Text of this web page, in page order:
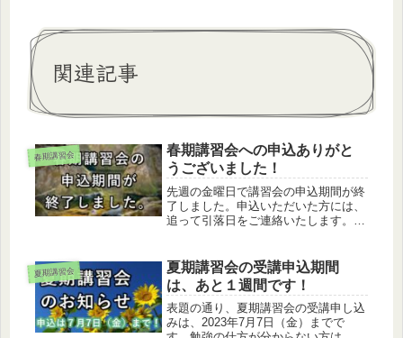
関連記事
春期講習会
春期講習会への申込ありがと
うございました！
先週の金曜日で講習会の申込期間が終
了しました。申込いただいた方には、
追って引落日をご連絡いたします。さ
た。水温は朝８時の時点で５℃、10人
以上が入渓していたように思います。
夏期講習会
夏期講習会の受講申込期間
は、あと１週間です！
表題の通り、夏期講習会の受講申し込
みは、2023年7月7日（金）までで